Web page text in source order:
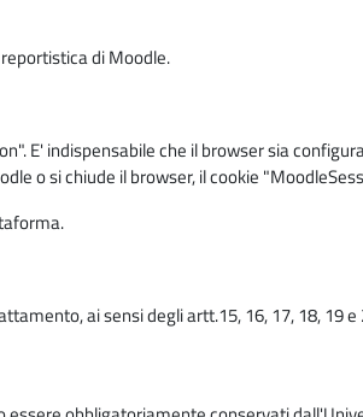
di Moodle.
E' indispensabile che il browser sia
o si chiude il browser, il cookie
ai sensi degli artt.15, 16, 17, 18, 19 e